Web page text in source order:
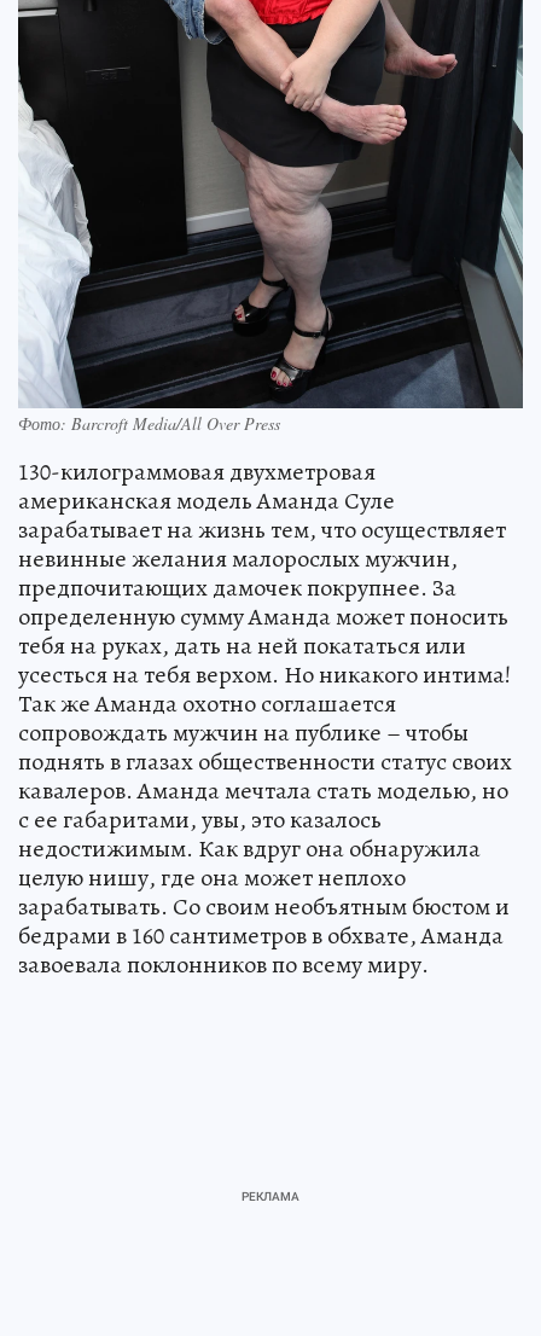
Фото: Barcroft Media/All Over Press
130-килограммовая двухметровая
американская модель Аманда Суле
зарабатывает на жизнь тем, что осуществляет
невинные желания малорослых мужчин,
предпочитающих дамочек покрупнее. За
определенную сумму Аманда может поносить
тебя на руках, дать на ней покататься или
усесться на тебя верхом. Но никакого интима!
Так же Аманда охотно соглашается
сопровождать мужчин на публике – чтобы
поднять в глазах общественности статус своих
кавалеров. Аманда мечтала стать моделью, но
с ее габаритами, увы, это казалось
недостижимым. Как вдруг она обнаружила
целую нишу, где она может неплохо
зарабатывать. Со своим необъятным бюстом и
бедрами в 160 сантиметров в обхвате, Аманда
завоевала поклонников по всему миру.